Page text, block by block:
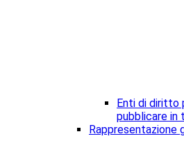
Enti di diritto
pubblicare in
Rappresentazione